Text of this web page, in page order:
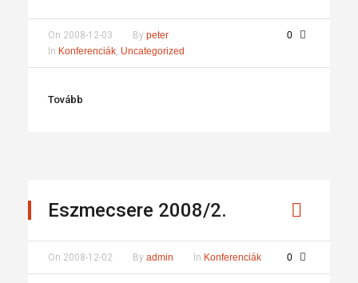
0
On 2008-12-03 By peter
In Konferenciák, Uncategorized
Tovább
Eszmecsere 2008/2.
0
On 2008-12-02 By admin In Konferenciák